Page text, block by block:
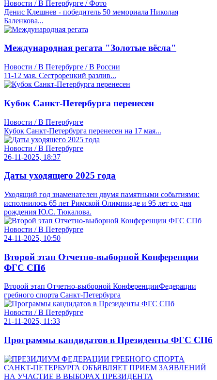
Новости / В Петербурге / Фото
Денис Клешнев - победитель 50 мемориала Николая
Баленкова...
Международная регата "Золотые вёсла"
Новости / В Петербурге / В России
11-12 мая. Сестрорецкий разлив...
Кубок Санкт-Петербурга перенесен
Новости / В Петербурге
Кубок Санкт-Петербурга перенесен на 17 мая...
Новости / В Петербурге
26-11-2025, 18:37
Даты уходящего 2025 года
Уходящий год знаменателен двумя памятными событиями:
исполнилось 65 лет Римской Олимпиаде и 95 лет со дня
рождения Ю.С. Тюкалова.
Новости / В Петербурге
24-11-2025, 10:50
Второй этап Отчетно-выборной Конференции
ФГС СПб
Второй этап Отчетно-выборной КонференцииФедерации
гребного спорта Санкт-Петербурга
Новости / В Петербурге
21-11-2025, 11:33
Программы кандидатов в Президенты ФГС СПб